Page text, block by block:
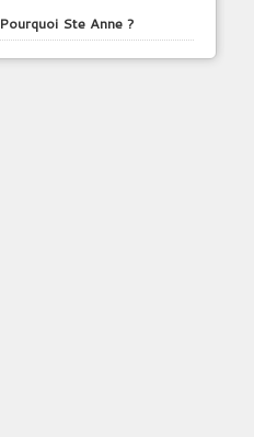
Pourquoi Ste Anne ?